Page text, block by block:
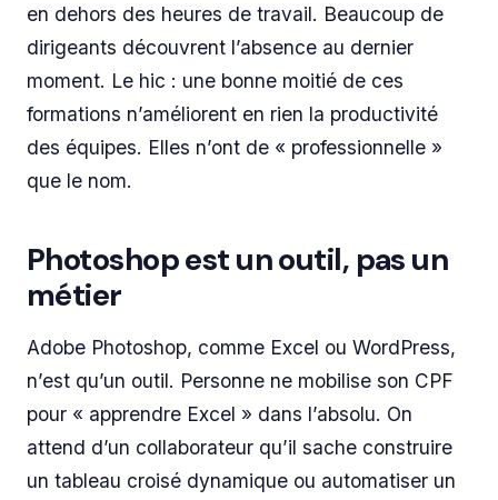
en dehors des heures de travail. Beaucoup de
dirigeants découvrent l’absence au dernier
moment. Le hic : une bonne moitié de ces
formations n’améliorent en rien la productivité
des équipes. Elles n’ont de « professionnelle »
que le nom.
Photoshop est un outil, pas un
métier
Adobe Photoshop, comme Excel ou WordPress,
n’est qu’un outil. Personne ne mobilise son CPF
pour « apprendre Excel » dans l’absolu. On
attend d’un collaborateur qu’il sache construire
un tableau croisé dynamique ou automatiser un